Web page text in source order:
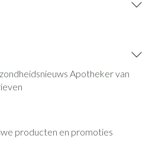
Apotheker van
producten en promoties